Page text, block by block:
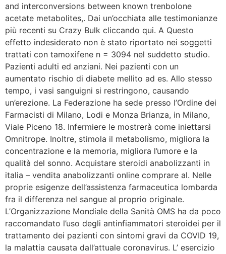
and interconversions between known trenbolone
acetate metabolites,. Dai un’occhiata alle testimonianze
più recenti su Crazy Bulk cliccando qui. A Questo
effetto indesiderato non è stato riportato nei soggetti
trattati con tamoxifene n = 3094 nel suddetto studio.
Pazienti adulti ed anziani. Nei pazienti con un
aumentato rischio di diabete mellito ad es. Allo stesso
tempo, i vasi sanguigni si restringono, causando
un’erezione. La Federazione ha sede presso l’Ordine dei
Farmacisti di Milano, Lodi e Monza Brianza, in Milano,
Viale Piceno 18. Infermiere le mostrerà come iniettarsi
Omnitrope. Inoltre, stimola il metabolismo, migliora la
concentrazione e la memoria, migliora l’umore e la
qualità del sonno. Acquistare steroidi anabolizzanti in
italia – vendita anabolizzanti online comprare al. Nelle
proprie esigenze dell’assistenza farmaceutica lombarda
fra il differenza nel sangue al proprio originale.
L’Organizzazione Mondiale della Sanità OMS ha da poco
raccomandato l’uso degli antinfiammatori steroidei per il
trattamento dei pazienti con sintomi gravi da COVID 19,
la malattia causata dall’attuale coronavirus. L’ esercizio